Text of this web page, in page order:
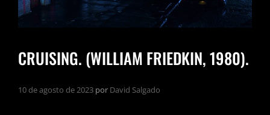
CRUISING. (WILLIAM FRIEDKIN, 1980).
10 de agosto de 2023 por David Salgado